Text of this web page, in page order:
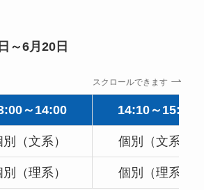
～6月20日
スクロールできます
～14:00 14:10～15:10
（文系） 個別（文系）
（理系） 個別（理系）